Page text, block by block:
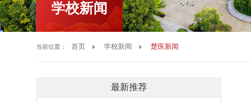
学校新闻
当前位置： 首页 学校新闻 楚医新闻
最新推荐